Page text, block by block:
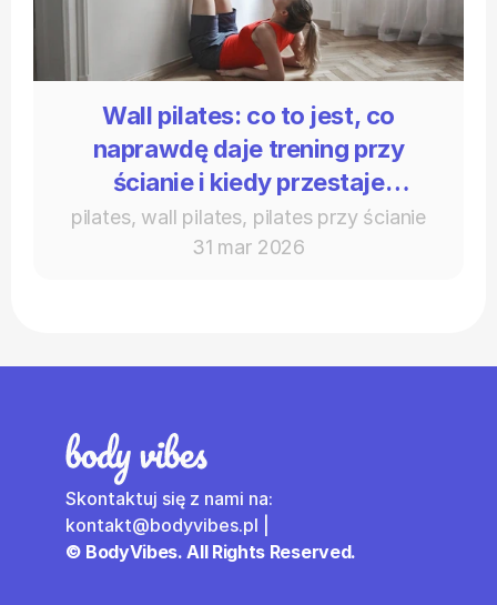
Wall pilates: co to jest, co
naprawdę daje trening przy
ścianie i kiedy przestaje
wystarczać
pilates, wall pilates, pilates przy ścianie
31 mar 2026
Skontaktuj się z nami na:
kontakt@bodyvibes.pl |
© BodyVibes. All Rights Reserved.